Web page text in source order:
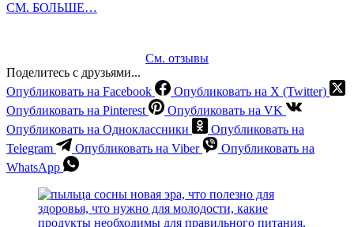
СМ. БОЛЬШЕ…
См. отзывы
Поделитесь с друзьями...
Опубликовать на Facebook
Опубликовать на X (Twitter)
Опубликовать на Pinterest
Опубликовать на VK
Опубликовать на Одноклассники
Опубликовать на
Telegram
Опубликовать на Viber
Опубликовать на
WhatsApp